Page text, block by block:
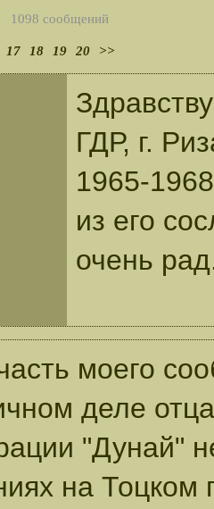
1098 сообщений
17 18 19 20 >>
ГДР, г.
1965-
из его
очень
моего
деле
"Дунай"
на Тоцком